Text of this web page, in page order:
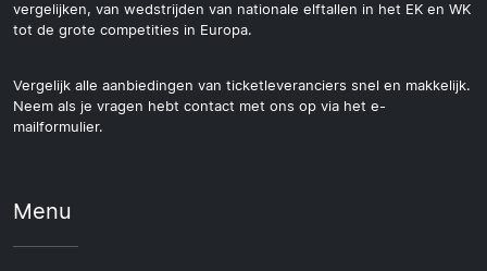
vergelijken, van wedstrijden van nationale elftallen in het EK en WK
tot de grote competities in Europa.
Vergelijk alle aanbiedingen van ticketleveranciers snel en makkelijk.
Neem als je vragen hebt contact met ons op via het e-
mailformulier.
Menu